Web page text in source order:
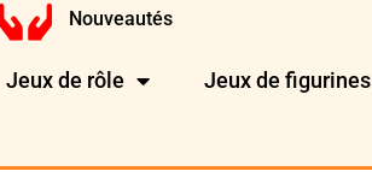
Nouveautés
Jeux de rôle Jeux de figurines